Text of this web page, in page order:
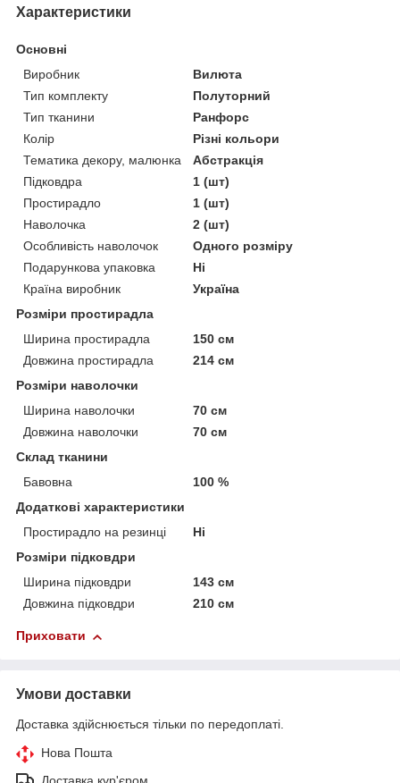
Характеристики
Основні
Виробник
Вилюта
Тип комплекту
Полуторний
Тип тканини
Ранфорс
Колір
Різні кольори
Тематика декору, малюнка
Абстракція
Підковдра
1 (шт)
Простирадло
1 (шт)
Наволочка
2 (шт)
Особливість наволочок
Одного розміру
Подарункова упаковка
Ні
Країна виробник
Україна
Розміри простирадла
Ширина простирадла
150 см
Довжина простирадла
214 см
Розміри наволочки
Ширина наволочки
70 см
Довжина наволочки
70 см
Склад тканини
Бавовна
100 %
Додаткові характеристики
Простирадло на резинці
Ні
Розміри підковдри
Ширина підковдри
143 см
Довжина підковдри
210 см
Приховати
Умови доставки
Доставка здійснюється тільки по передоплаті.
Нова Пошта